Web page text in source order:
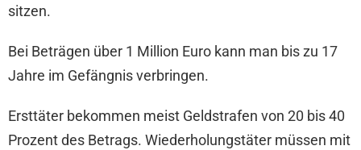
sitzen.
Bei Beträgen über 1 Million Euro kann man bis zu 17
Jahre im Gefängnis verbringen.
Ersttäter bekommen meist Geldstrafen von 20 bis 40
Prozent des Betrags. Wiederholungstäter müssen mit